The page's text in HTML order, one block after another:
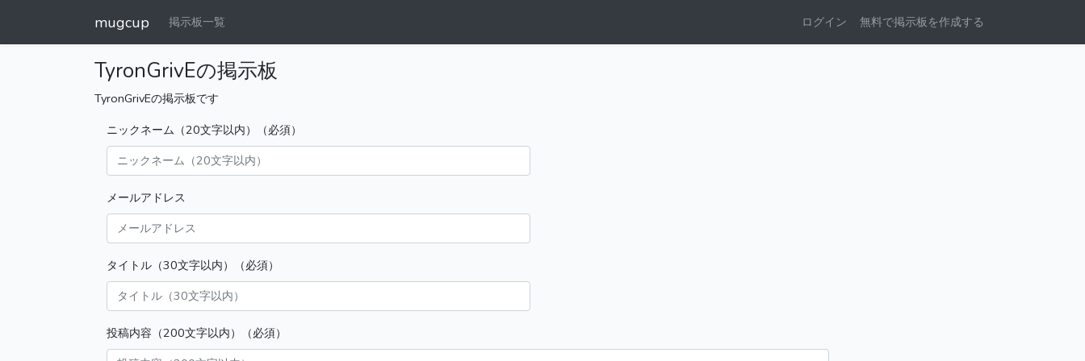
mugcup 掲示板一覧 ログイン 無料で掲示板を作成する
TyronGrivEの掲示板
TyronGrivEの掲示板です
ニックネーム（20文字以内）（必須）
メールアドレス
タイトル（30文字以内）（必須）
投稿内容（200文字以内）（必須）